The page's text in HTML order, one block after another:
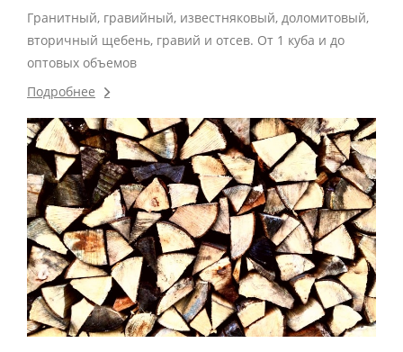
Гранитный, гравийный, известняковый, доломитовый,
вторичный щебень, гравий и отсев. От 1 куба и до
оптовых объемов
Подробнее